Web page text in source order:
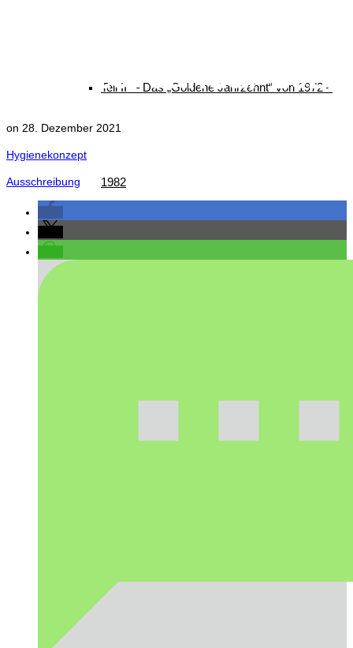
Teil II – Das „Goldene Jahrzehnt“ von 1972 –
1982
14. – 16. Januar 2022
on 28. Dezember 2021
Hygienekonzept
Ausschreibung